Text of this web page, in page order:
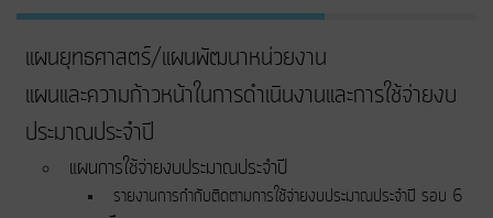
แผนยุทธศาสตร์/แผนพัฒนาหน่วยงาน
แผนและความก้าวหน้าในการดําเนินงานและการใช้จ่ายงบ
ประมาณประจําปี
แผนการใช้จ่ายงบประมาณประจำปี
รายงานการกำกับติดตามการใช้จ่ายงบประมาณประจำปี รอบ 6